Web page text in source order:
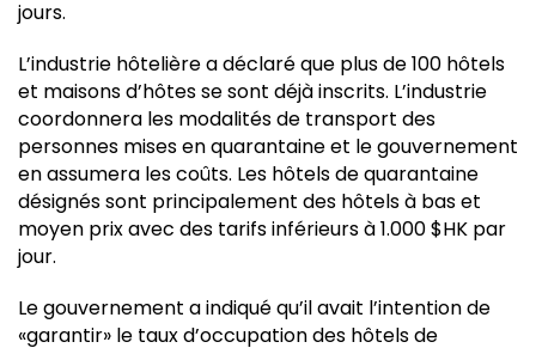
jours.
L’industrie hôtelière a déclaré que plus de 100 hôtels
et maisons d’hôtes se sont déjà inscrits. L’industrie
coordonnera les modalités de transport des
personnes mises en quarantaine et le gouvernement
en assumera les coûts. Les hôtels de quarantaine
désignés sont principalement des hôtels à bas et
moyen prix avec des tarifs inférieurs à 1.000 $HK par
jour.
Le gouvernement a indiqué qu’il avait l’intention de
«garantir» le taux d’occupation des hôtels de